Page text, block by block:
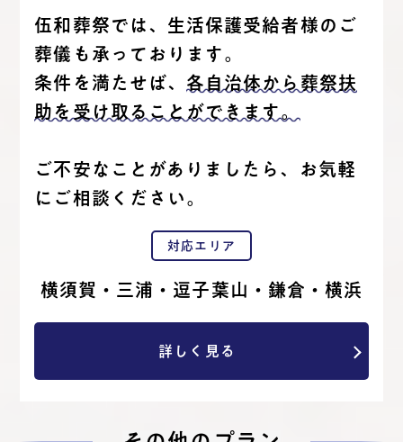
伍和葬祭では、生活保護受給者様のご
葬儀も承っております。
条件を満たせば、 各自治体から葬祭扶
助を受け取ることができます。
ご不安なことがありましたら、お気軽
にご相談ください。
対応エリア
横須賀・三浦・逗子葉山・鎌倉・横浜
詳しく見る